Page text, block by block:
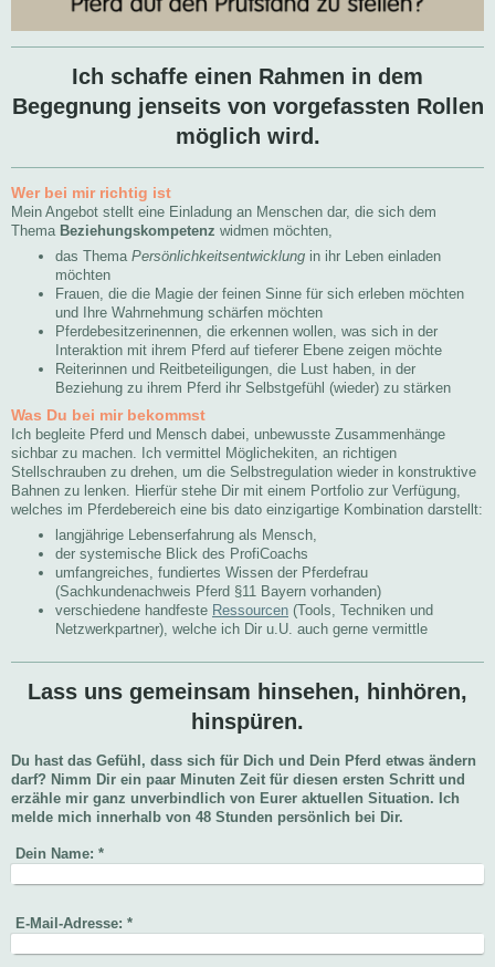
Ich schaffe einen Rahmen in dem
Begegnung jenseits von vorgefassten Rollen
möglich wird.
Wer bei mir richtig ist
Mein Angebot stellt eine Einladung an Menschen dar, die sich dem
Thema Beziehungskompetenz widmen möchten,
das Thema Persönlichkeitsentwicklung in ihr Leben einladen
möchten
Frauen, die die Magie der feinen Sinne für sich erleben möchten
und Ihre Wahrnehmung schärfen möchten
Pferdebesitzerinennen, die erkennen wollen, was sich in der
Interaktion mit ihrem Pferd auf tieferer Ebene zeigen möchte
Reiterinnen und Reitbeteiligungen, die Lust haben, in der
Beziehung zu ihrem Pferd ihr Selbstgefühl (wieder) zu stärken
Was Du bei mir bekommst
Ich begleite Pferd und Mensch dabei, unbewusste Zusammenhänge
sichbar zu machen. Ich vermittel Möglichekiten, an richtigen
Stellschrauben zu drehen, um die Selbstregulation wieder in konstruktive
Bahnen zu lenken. Hierfür stehe Dir mit einem Portfolio zur Verfügung,
welches im Pferdebereich eine bis dato einzigartige Kombination darstellt:
langjährige Lebenserfahrung als Mensch,
der systemische Blick des ProfiCoachs
umfangreiches, fundiertes Wissen der Pferdefrau
(Sachkundenachweis Pferd §11 Bayern vorhanden)
verschiedene handfeste Ressourcen (Tools, Techniken und
Netzwerkpartner), welche ich Dir u.U. auch gerne vermittle
Lass uns gemeinsam hinsehen, hinhören,
hinspüren.
Du hast das Gefühl, dass sich für Dich und Dein Pferd etwas ändern
darf? Nimm Dir ein paar Minuten Zeit für diesen ersten Schritt und
erzähle mir ganz unverbindlich von Eurer aktuellen Situation. Ich
melde mich innerhalb von 48 Stunden persönlich bei Dir.
Dein Name: *
E-Mail-Adresse: *